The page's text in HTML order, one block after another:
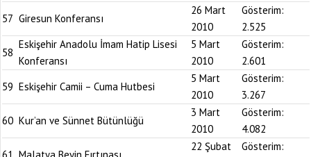
57 Giresun Konferansı
26 Mart
2010
Gösterim:
2.525
58
Eskişehir Anadolu İmam Hatip Lisesi
Konferansı
5 Mart
2010
Gösterim:
2.601
59 Eskişehir Camii – Cuma Hutbesi
5 Mart
2010
Gösterim:
3.267
60 Kur’an ve Sünnet Bütünlüğü
3 Mart
2010
Gösterim:
4.082
22 Şubat
Gösterim: